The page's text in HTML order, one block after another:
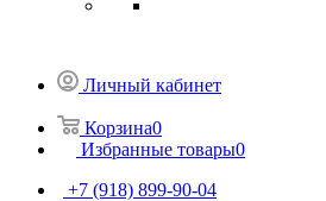
Личный кабинет
Корзина0
Избранные товары0
+7 (918) 899-90-04